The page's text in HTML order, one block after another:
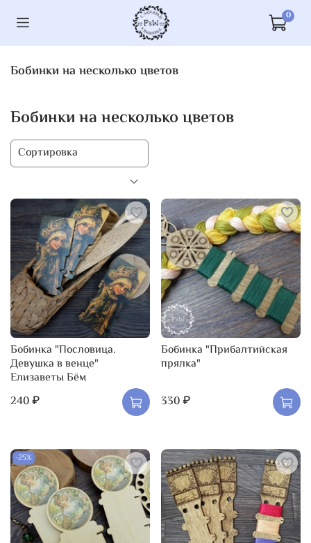
0
Бобинки на несколько цветов
Бобинки на несколько цветов
Бобинка "Пословица.
Девушка в венце"
Елизаветы Бём
240 ₽
Бобинка "Прибалтийская
прялка"
330 ₽
-25%